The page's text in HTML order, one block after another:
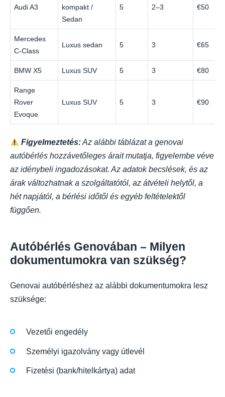
Audi A3
kompakt /
Sedan
5 2–3 €50
Mercedes
C-Class
Luxus sedan 5 3 €65
BMW X5 Luxus SUV 5 3 €80
Range
Rover
Evoque
Luxus SUV 5 3 €90
Figyelmeztetés:Az alábbi táblázat a genovai
autóbérlés hozzávetőleges árait mutatja, figyelembe véve
az idénybeli ingadozásokat. Az adatok becslések, és az
árak változhatnak a szolgáltatótól, az átvételi helytől, a
hét napjától, a bérlési időtől és egyéb feltételektől
függően.
Autóbérlés Genovában – Milyen
dokumentumokra van szükség?
Genovai autóbérléshez az alábbi dokumentumokra lesz
szüksége:
Vezetői engedély
Személyi igazolvány vagy útlevél
Fizetési (bank/hitelkártya) adat